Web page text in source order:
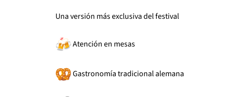
Una versión más exclusiva del festival
Atención en mesas
Gastronomía tradicional alemana